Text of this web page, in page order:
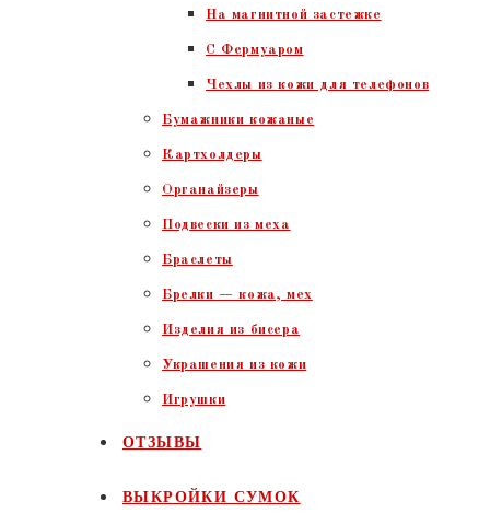
На магнитной застежке
С Фермуаром
Чехлы из кожи для телефонов
Бумажники кожаные
Картхолдеры
Органайзеры
Подвески из меха
Браслеты
Брелки — кожа, мех
Изделия из бисера
Украшения из кожи
Игрушки
ОТЗЫВЫ
ВЫКРОЙКИ СУМОК